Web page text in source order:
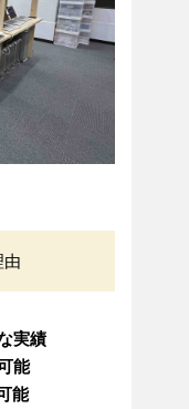
由
実績
能
能